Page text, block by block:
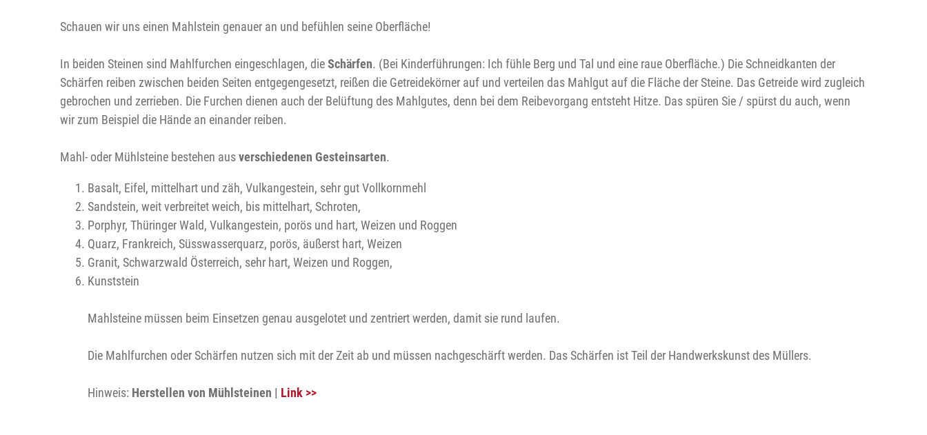
Schauen wir uns einen Mahlstein genauer an und befühlen seine Oberfläche!
In beiden Steinen sind Mahlfurchen eingeschlagen, dieSchärfen. (Bei Kinderführungen: Ich fühle Berg und Tal und eine raue Oberfläche.) Die Schneidkanten der
Schärfen reiben zwischen beiden Seiten entgegengesetzt, reißen die Getreidekörner auf und verteilen das Mahlgut auf die Fläche der Steine. Das Getreide wird zugleich
gebrochen und zerrieben. Die Furchen dienen auch der Belüftung des Mahlgutes, denn bei dem Reibevorgang entsteht Hitze. Das spüren Sie / spürst du auch, wenn
wir zum Beispiel die Hände an einander reiben.
Mahl- oder Mühlsteine bestehen ausverschiedenen Gesteinsarten.
Basalt, Eifel, mittelhart und zäh, Vulkangestein, sehr gut Vollkornmehl
Sandstein, weit verbreitet weich, bis mittelhart, Schroten,
Porphyr, Thüringer Wald, Vulkangestein, porös und hart, Weizen und Roggen
Quarz, Frankreich, Süsswasserquarz, porös, äußerst hart, Weizen
Granit, Schwarzwald Österreich, sehr hart, Weizen und Roggen,
Kunststein
Mahlsteine müssen beim Einsetzen genau ausgelotet und zentriert werden, damit sie rund laufen.
Die Mahlfurchen oder Schärfen nutzen sich mit der Zeit ab und müssen nachgeschärft werden. Das Schärfen ist Teil der Handwerkskunst des Müllers.
Hinweis: Herstellen von Mühlsteinen | Link >>